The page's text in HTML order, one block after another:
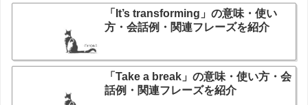
「It’s transforming」の意味・使い
方・会話例・関連フレーズを紹介
「Take a break」の意味・使い方・会
話例・関連フレーズを紹介